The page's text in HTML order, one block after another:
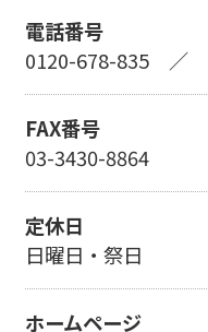
電話番号
0120-678-835／
FAX番号
03-3430-8864
定休日
日曜日・祭日
ホームページ